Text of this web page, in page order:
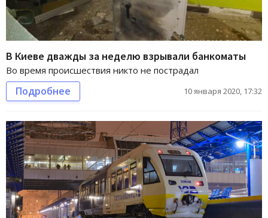
В Киеве дважды за неделю взрывали банкоматы
Во время происшествия никто не пострадал
Подробнее 10 января 2020, 17:32